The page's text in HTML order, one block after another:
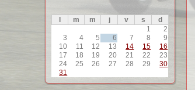
m m j v s
d
1
2
3
4 5 6 7 8
9
10
11 12 13 14 15
16
17
18 19 20 21 22
23
24
25 26 27 28 29
30
31